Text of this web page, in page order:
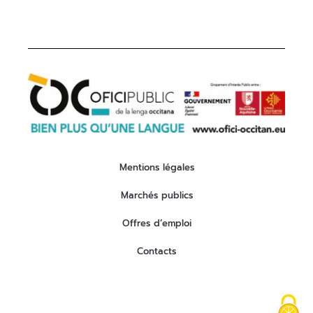
Mentions légales
Marchés publics
Offres d’emploi
Contacts